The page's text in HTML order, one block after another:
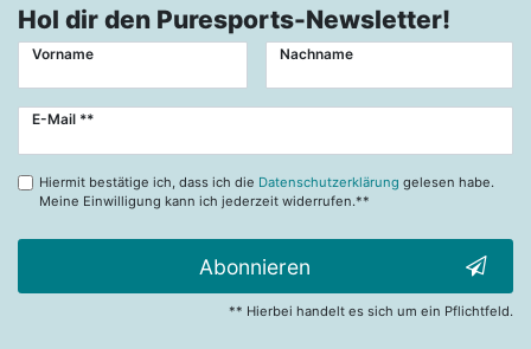
Hol dir den Puresports-Newsletter!
Vorname Nachname
E-Mail **
Newsletter
Hiermit bestätige ich, dass ich die Datenschutzerklärung gelesen habe.
Meine Einwilligung kann ich jederzeit widerrufen.**
Abonnieren
** Hierbei handelt es sich um ein Pflichtfeld.